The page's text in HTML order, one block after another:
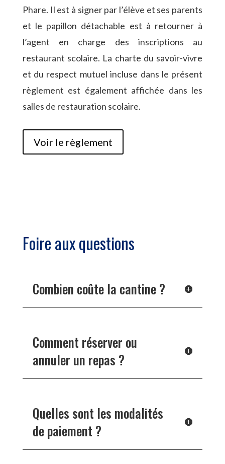
Phare. Il est à signer par l’élève et ses parents
et le papillon détachable est à retourner à
l’agent en charge des inscriptions au
restaurant scolaire. La charte du savoir-vivre
et du respect mutuel incluse dans le présent
règlement est également affichée dans les
salles de restauration scolaire.
Voir le règlement
Foire aux questions
Combien coûte la cantine ?
Comment réserver ou
annuler un repas ?
Quelles sont les modalités
de paiement ?